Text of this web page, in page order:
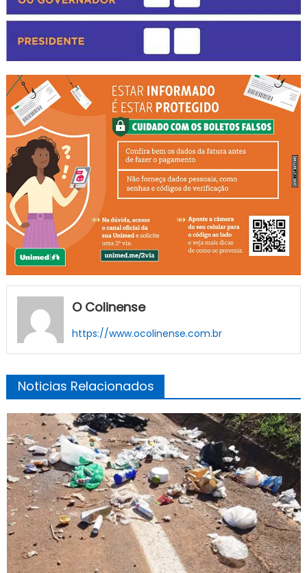
O Colinense
https://www.ocolinense.com.br
Noticias Relacionados